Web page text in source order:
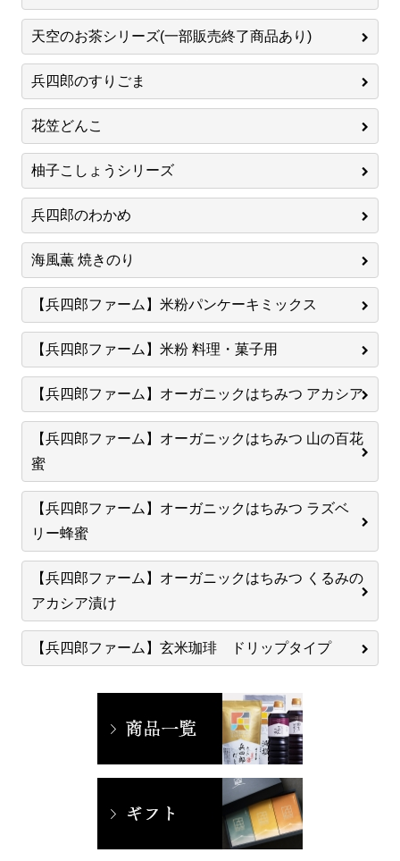
天空のお茶シリーズ(一部販売終了商品あり)
兵四郎のすりごま
花笠どんこ
柚子こしょうシリーズ
兵四郎のわかめ
海風薫 焼きのり
【兵四郎ファーム】米粉パンケーキミックス
【兵四郎ファーム】米粉 料理・菓子用
【兵四郎ファーム】オーガニックはちみつ アカシア
【兵四郎ファーム】オーガニックはちみつ 山の百花
蜜
【兵四郎ファーム】オーガニックはちみつ ラズベ
リー蜂蜜
【兵四郎ファーム】オーガニックはちみつ くるみの
アカシア漬け
【兵四郎ファーム】玄米珈琲 ドリップタイプ